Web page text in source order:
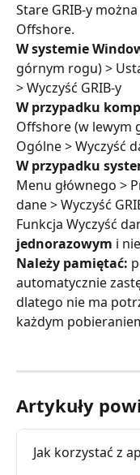
Stare GRIB-y
Offshore.
W systemie
górnym rogu) >
> Wyczyść GRIB-y
W przypadku
Offshore (w lewym
Ogólne > Wyczyść
W przypadku
Menu głównego >
dane > Wyczyść
Funkcja Wyczyść
jednorazowym i
Należy pamiętać:
automatycznie
dlatego nie ma
każdym
Artykuły
Jak korzystać z